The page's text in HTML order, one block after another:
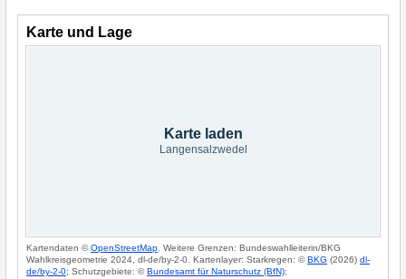
Karte und Lage
Karte laden
Langensalzwedel
Kartendaten ©OpenStreetMap . Weitere Grenzen: Bundeswahlleiterin/BKG
Wahlkreisgeometrie 2024, dl-de/by-2-0. Kartenlayer: Starkregen: ©BKG (2026) dl-
de/by-2-0; Schutzgebiete: ©Bundesamt für Naturschutz (BfN);